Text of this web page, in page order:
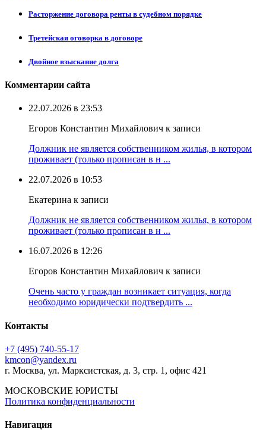
Расторжение договора ренты в судебном порядке
Третейская оговорка в договоре
Двойное взыскание долга
Комментарии сайта
22.07.2026 в 23:53
Егоров Константин Михайлович к записи
Должник не является собственником жилья, в котором
проживает (только прописан в н ...
22.07.2026 в 10:53
Екатерина к записи
Должник не является собственником жилья, в котором
проживает (только прописан в н ...
16.07.2026 в 12:26
Егоров Константин Михайлович к записи
Очень часто у граждан возникает ситуация, когда
необходимо юридически подтвердить ...
Контакты
+7 (495) 740‑55‑17
kmcon@yandex.ru
г. Москва, ул. Марксистская, д. 3, стр. 1, офис 421
МОСКОВСКИЕ ЮРИСТЫ
Политика конфиденциальности
Навигация